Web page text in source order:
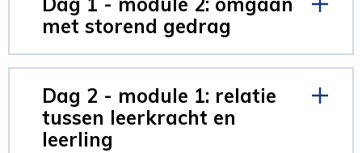
met storend gedrag
Dag 2 - module 1: relatie
tussen leerkracht en
leerling